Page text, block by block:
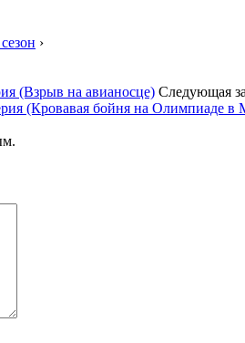
›
(Взрыв на авианосце) Следующая
(Кровавая бойня на Олимпиаде